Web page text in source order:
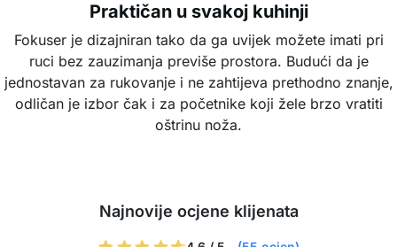
Praktičan u svakoj kuhinji
Fokuser je dizajniran tako da ga uvijek možete imati pri
ruci bez zauzimanja previše prostora. Budući da je
jednostavan za rukovanje i ne zahtijeva prethodno znanje,
odličan je izbor čak i za početnike koji žele brzo vratiti
oštrinu noža.
Najnovije ocjene klijenata